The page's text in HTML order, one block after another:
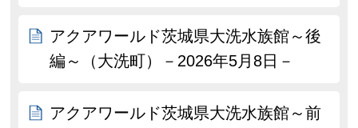
アクアワールド茨城県大洗水族館～後
編～（大洗町）－2026年5月8日－
アクアワールド茨城県大洗水族館～前